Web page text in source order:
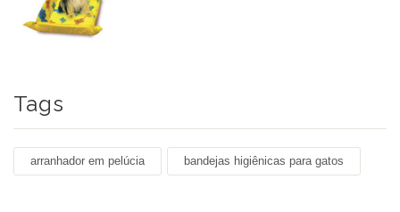
Tags
arranhador em pelúcia bandejas higiênicas para gatos